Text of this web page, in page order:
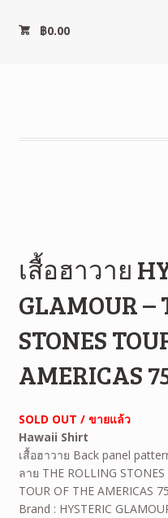
฿0.00
เสื้อฮาวาย
GLAMOUR –
STONES
AMERICAS
SOLD OUT / ขายแล้ว
Hawaii Shirt
เสื้อฮาวาย Back panel
ลาย THE ROLLING STONES
TOUR OF THE AMERICAS 75
Brand : HYSTERIC